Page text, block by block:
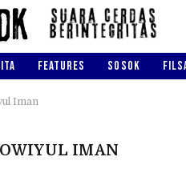
FEATURES SOSOK
Iman
IMAN